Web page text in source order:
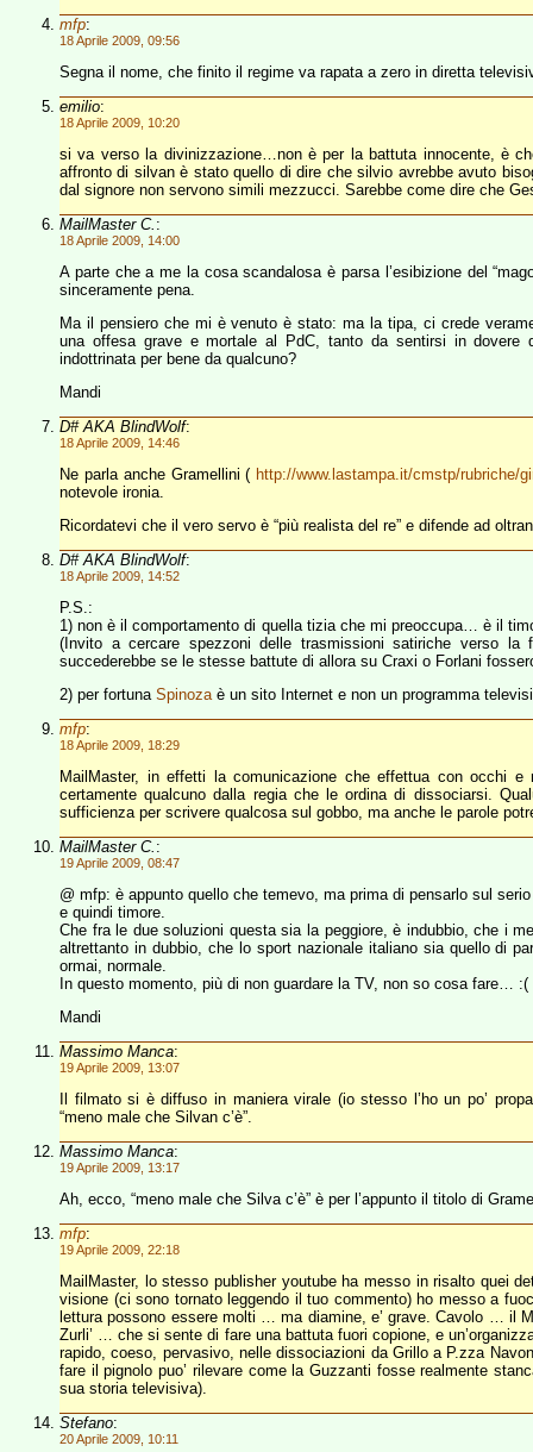
mfp:
18 Aprile 2009, 09:56
Segna il nome, che finito il regime va rapata a zero in diretta
emilio:
18 Aprile 2009, 10:20
si va verso la divinizzazione…non è per la battuta innocente, è
affronto di silvan è stato quello di dire che silvio avrebbe avuto
dal signore non servono simili mezzucci. Sarebbe come dire che
MailMaster C. :
18 Aprile 2009, 14:00
A parte che a me la cosa scandalosa è parsa l’esibizione del
sinceramente pena.
Ma il pensiero che mi è venuto è stato: ma la tipa, ci crede
una offesa grave e mortale al PdC, tanto da sentirsi in dovere
indottrinata per bene da qualcuno?
Mandi
D# AKA BlindWolf:
18 Aprile 2009, 14:46
Ne parla anche Gramellini ( http://www.lastampa.it/cmstp/rubriche/
notevole ironia.
Ricordatevi che il vero servo è “più realista del re” e difende ad
D# AKA BlindWolf:
18 Aprile 2009, 14:52
P.S.:
1) non è il comportamento di quella tizia che mi preoccupa… è il
(Invito a cercare spezzoni delle trasmissioni satiriche verso la
succederebbe se le stesse battute di allora su Craxi o Forlani
2) per fortuna Spinozaè un sito Internet e non un programma
mfp:
18 Aprile 2009, 18:29
MailMaster, in effetti la comunicazione che effettua con occhi e
certamente qualcuno dalla regia che le ordina di dissociarsi.
sufficienza per scrivere qualcosa sul gobbo, ma anche le parole
MailMaster C. :
19 Aprile 2009, 08:47
@ mfp: è appunto quello che temevo, ma prima di pensarlo sul
e quindi timore.
Che fra le due soluzioni questa sia la peggiore, è indubbio, che i
altrettanto in dubbio, che lo sport nazionale italiano sia quello di
ormai, normale.
In questo momento, più di non guardare la TV, non so cosa fare… :(
Mandi
Massimo Manca:
19 Aprile 2009, 13:07
Il filmato si è diffuso in maniera virale (io stesso l’ho un po’
“meno male che Silvan c’è”.
Massimo Manca:
19 Aprile 2009, 13:17
Ah, ecco, “meno male che Silva c’è” è per l’appunto il titolo di
mfp:
19 Aprile 2009, 22:18
MailMaster, lo stesso publisher youtube ha messo in risalto quei
visione (ci sono tornato leggendo il tuo commento) ho messo a
lettura possono essere molti … ma diamine, e’ grave. Cavolo … il
Zurli’ … che si sente di fare una battuta fuori copione, e
rapido, coeso, pervasivo, nelle dissociazioni da Grillo a P.zza
fare il pignolo puo’ rilevare come la Guzzanti fosse realmente
sua storia televisiva).
Stefano:
20 Aprile 2009, 10:11